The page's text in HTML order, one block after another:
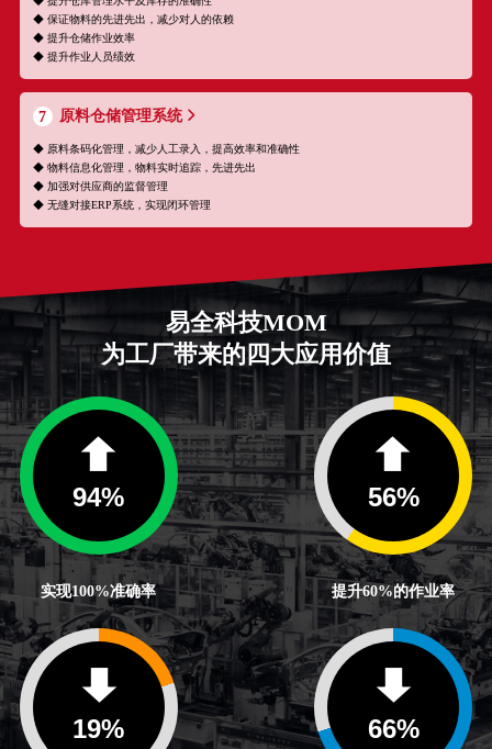
◆ 保证物料的先进先出，减少对人的依赖
◆ 提升仓储作业效率
◆ 提升作业人员绩效
7 原料仓储管理系统
◆ 原料条码化管理，减少人工录入，提高效率和准确性
◆ 物料信息化管理，物料实时追踪，先进先出
◆ 加强对供应商的监督管理
◆ 无缝对接ERP系统，实现闭环管理
易全科技MOM
为工厂带来的四大应用价值
100%
实现100%准确率
60%
提升60%的作业率
20% 71%